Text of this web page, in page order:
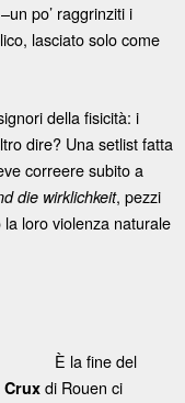
po’ raggrinziti i
lasciato solo come
della fisicità: i
dire? Una setlist fatta
correere subito a
die wirklichkeit, pezzi
loro violenza naturale
È la fine del
Crux di Rouen ci